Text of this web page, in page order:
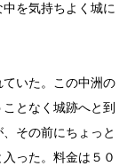
を気持ちよく城に
いた。この中洲の
となく城跡へと到
その前にちょっと
った。料金は５０